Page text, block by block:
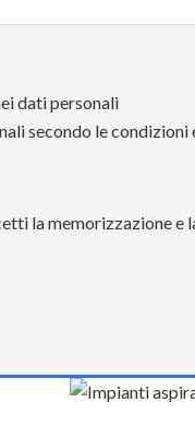
dati personali
secondo le
la memorizzazione e